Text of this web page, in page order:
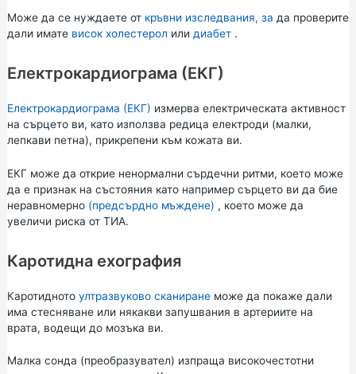
Може да се нуждаете от кръвни изследвания, за да проверите
дали имате висок холестерол или диабет.
Електрокардиограма (ЕКГ)
Електрокардиограма (ЕКГ) измерва електрическата активност
на сърцето ви, като използва редица електроди (малки,
лепкави петна), прикрепени към кожата ви.
ЕКГ може да открие ненормални сърдечни ритми, което може
да е признак на състояния като например сърцето ви да бие
неравномерно (предсърдно мъждене) , което може да
увеличи риска от ТИА.
Каротидна ехография
Каротидното ултразвуково сканиранеможе да покаже дали
има стесняване или някакви запушвания в артериите на
врата, водещи до мозъка ви.
Малка сонда (преобразувател) изпраща високочестотни